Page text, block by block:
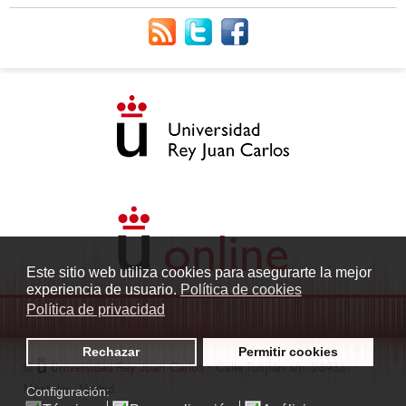
Este sitio web utiliza cookies para asegurarte la mejor
experiencia de usuario. Política de cookies
Política de privacidad
Rechazar Permitir cookies
Configuración:
© Universidad Rey Juan Carlos- Calle Tulipán s/n. 28933
Móstoles. Madrid